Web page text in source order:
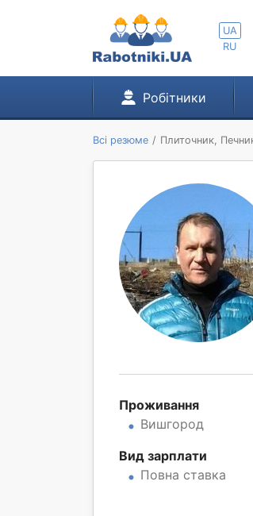
UA
RU
Робітники
Всі резюме Плиточник,
Проживання
Вишгород
Вид зарплати
Повна ставка